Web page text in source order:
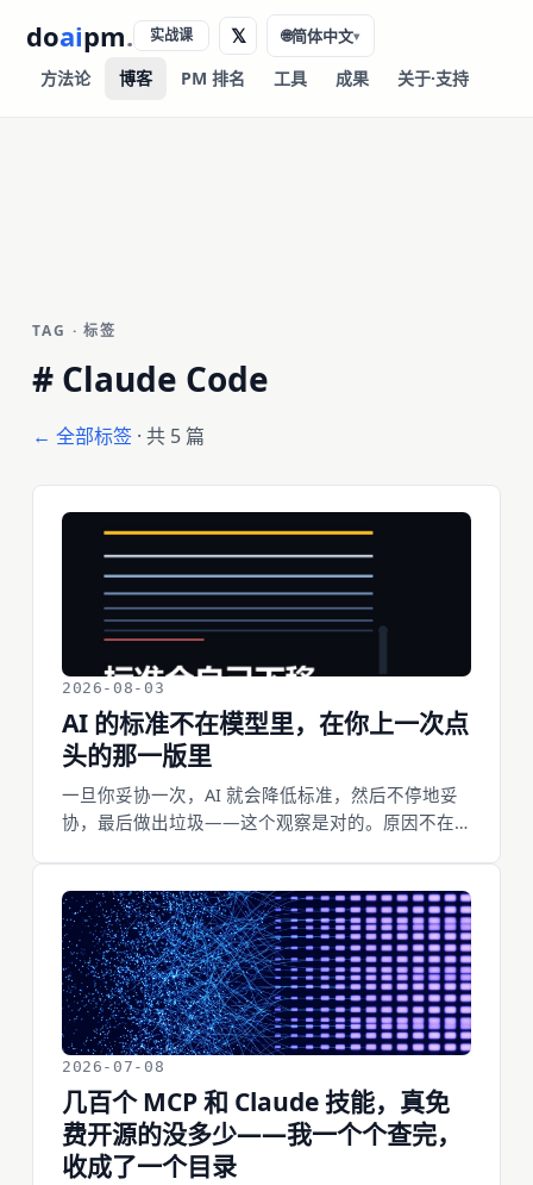
doaipm.
方法论 博客 PM 排名 工具 成果 关于·支持
实战课 𝕏 🌐简体中文▾
TAG · 标签
# Claude Code
← 全部标签· 共 5 篇
2026-08-03
AI 的标准不在模型里，在你上一次点
头的那一版里
一旦你妥协一次，AI 就会降低标准，然后不停地妥
协，最后做出垃圾——这个观察是对的。原因不在
本就是标准，而你的每一次「行吧就这样」都在给
它标定。这篇用我自己三天里的具体失败拆这个机
制：一张把「450亿美元」裁成「50亿美元」的封
面、一次为了凑字数而加的段落、一个连着三天信
错的成功回报。也说清楚为什么写下来的规则同样
会失效——规则的数量是失败的计数器，而它只覆
盖你已经想到的失效方式。
2026-07-08
几百个 MCP 和 Claude 技能，真免
费开源的没多少——我一个个查完，
收成了一个目录